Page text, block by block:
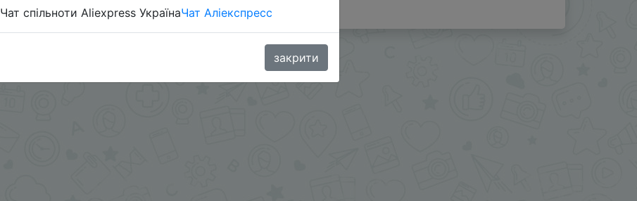
Чат спільноти Aliexpress УкраїнаЧат Аліекспресс
закрити